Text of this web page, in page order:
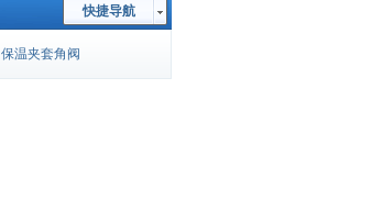
快捷导航
保温夹套角阀